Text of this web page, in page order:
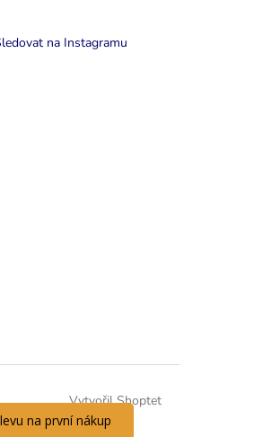
na Instagramu
Vytvořil Shoptet
na první nákup